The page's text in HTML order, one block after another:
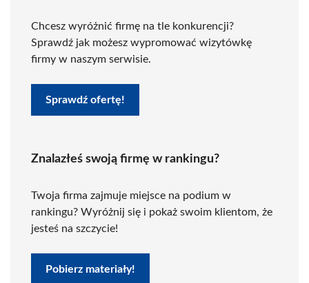
Chcesz wyróżnić firmę na tle konkurencji?
Sprawdź jak możesz wypromować wizytówkę
firmy w naszym serwisie.
Sprawdź ofertę!
Znalazłeś swoją firmę w rankingu?
Twoja firma zajmuje miejsce na podium w
rankingu? Wyróżnij się i pokaż swoim klientom, że
jesteś na szczycie!
Pobierz materiały!